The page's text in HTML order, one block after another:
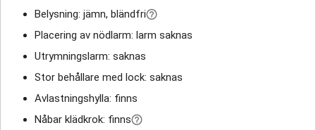
Belysning: jämn, bländfri
Placering av nödlarm: larm saknas
Utrymningslarm: saknas
Stor behållare med lock: saknas
Avlastningshylla: finns
Nåbar klädkrok: finns